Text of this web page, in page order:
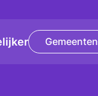
Gemeenten